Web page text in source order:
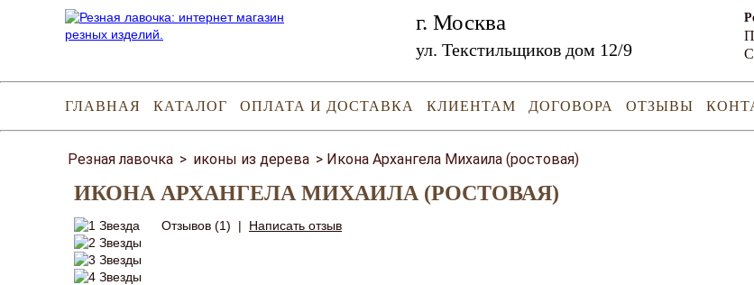
г. Москва
ул. Текстильщиков дом 12/9
ГЛАВНАЯ КАТАЛОГ ОПЛАТА И ДОСТАВКА КЛИЕНТАМ ДОГОВОРА ОТЗЫВЫ
Резная лавочка > иконы из дерева > Икона Архангела Михаила (ростовая)
ИКОНА АРХАНГЕЛА МИХАИЛА (РОСТОВАЯ)
Отзывов (1) | Написать отзыв